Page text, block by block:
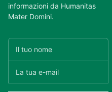
informazioni da Humanitas
Mater Domini.